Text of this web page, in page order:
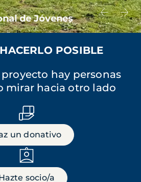
de Jóvenes
POSIBLE
hay personas
mirar hacia otro lado
un donativo
socio/a